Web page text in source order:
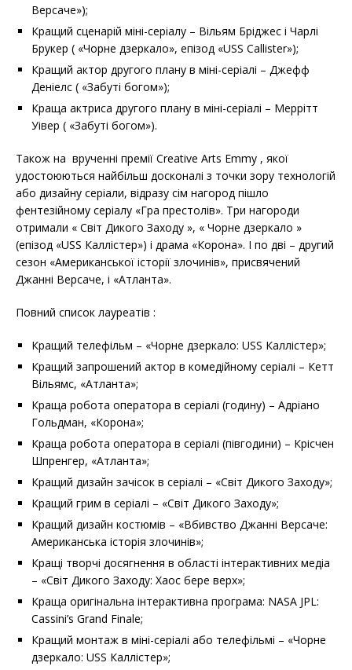
Версаче»);
Кращий сценарій міні-серіалу – Вільям Бріджес і Чарлі
Брукер ( «Чорне дзеркало», епізод «USS Callister»);
Кращий актор другого плану в міні-серіалі – Джефф
Деніелс ( «Забуті богом»);
Краща актриса другого плану в міні-серіалі – Меррітт
Уівер ( «Забуті богом»).
Також на врученні премії Creative Arts Emmy , якої
удостоюються найбільш досконалі з точки зору технологій
або дизайну серіали, відразу сім нагород пішло
фентезійному серіалу «Гра престолів». Три нагороди
отримали « Світ Дикого Заходу », « Чорне дзеркало »
(епізод «USS Каллістер») і драма «Корона». І по дві – другий
сезон «Американської історії злочинів», присвячений
Джанні Версаче, і «Атланта».
Повний список лауреатів :
Кращий телефільм – «Чорне дзеркало: USS Каллістер»;
Кращий запрошений актор в комедійному серіалі – Кетт
Вільямс, «Атланта»;
Краща робота оператора в серіалі (годину) – Адріано
Гольдман, «Корона»;
Краща робота оператора в серіалі (півгодини) – Крісчен
Шпренгер, «Атланта»;
Кращий дизайн зачісок в серіалі – «Світ Дикого Заходу»;
Кращий грим в серіалі – «Світ Дикого Заходу»;
Кращий дизайн костюмів – «Вбивство Джанні Версаче:
Американська історія злочинів»;
Кращі творчі досягнення в області інтерактивних медіа
– «Світ Дикого Заходу: Хаос бере верх»;
Краща оригінальна інтерактивна програма: NASA JPL:
Cassini’s Grand Finale;
Кращий монтаж в міні-серіалі або телефільмі – «Чорне
дзеркало: USS Каллістер»;